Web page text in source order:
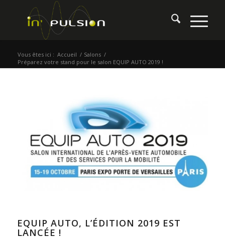
Vous êtes ici : Accueil / Salons /
Préparez votre stand pour le salon EQUIP AUTO 2019 !
EQUIP AUTO, L’ÉDITION 2019 EST
LANCÉE !